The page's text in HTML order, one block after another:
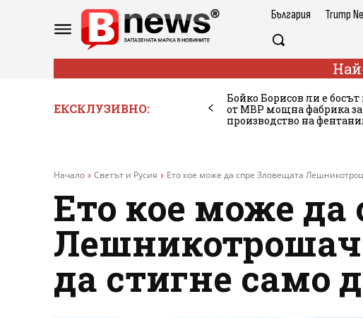
България Trump
ЕКСКЛУЗИВНО:
Бойко Борисов ли е босът
от МВР мощна фабрика за
производство на
Начало Светът и Русия Ето кое може да спре Зловещата
Ето кое може да
да стигне само